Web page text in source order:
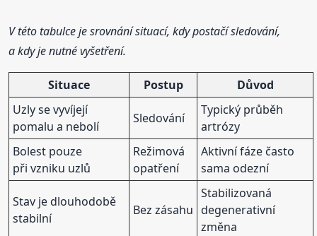
V této tabulce je srovnání situací, kdy postačí sledování,
a kdy je nutné vyšetření.
Situace Postup
Důvod
Uzly se vyvíjejí
pomalu a nebolí
Sledování
Typický průběh
artrózy
Bolest pouze
při vzniku uzlů
Režimová
opatření
Aktivní fáze často
sama odezní
Stav je dlouhodobě
stabilní
Bez zásahu
Stabilizovaná
degenerativní
změna